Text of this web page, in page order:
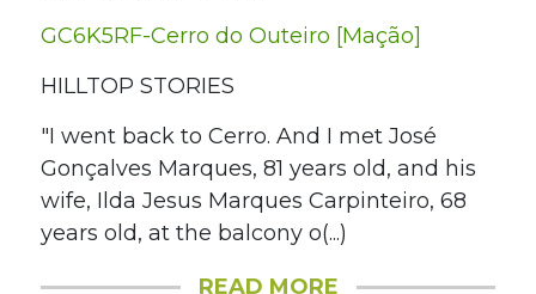
GC6K5RF-Cerro do Outeiro [Mação]
HILLTOP STORIES
"I went back to Cerro. And I met José
Gonçalves Marques, 81 years old, and his
wife, Ilda Jesus Marques Carpinteiro, 68
years old, at the balcony o(...)
READ MORE